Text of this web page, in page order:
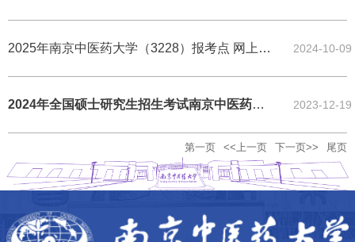
2025年南京中医药大学（3228）报考点 网上报名公告 2024-10-09
2024年全国硕士研究生招生考试南京中医药大学考点（3228）考生须知 2023-12-19
第一页 <<上一页 下一页>> 尾页